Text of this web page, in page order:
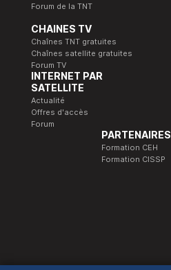
Forum de la TNT
CHAINES TV
Chaînes TNT gratuites
Chaînes satellite gratuites
Forum TV
INTERNET PAR
SATELLITE
Actualité
Offres d'accès
Forum
PARTENAIRES
Formation CEH
Formation CISSP